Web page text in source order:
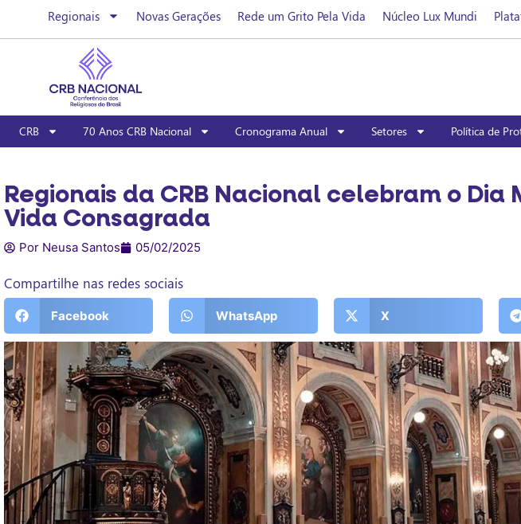
Regionais Novas Gerações Rede um Grito Pela Vida Núcleo Lux Mundi
CRB 70 Anos CRB Nacional Cronograma Anual Setores Política de
Regionais da CRB Nacional celebram o Dia
Vida Consagrada
Por Neusa Santos 05/02/2025
Compartilhe nas redes sociais
Facebook WhatsApp X